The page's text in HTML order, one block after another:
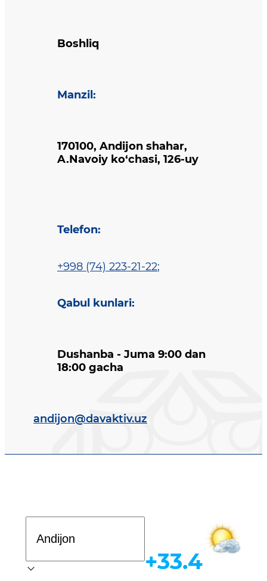
Boshliq
Manzil :
170100, Andijon shahar,
A.Navoiy ko‘chasi, 126-uy
Telefon:
+998 (74) 223-21-22;
Qabul kunlari:
Dushanba - Juma 9:00 dan
18:00 gacha
andijon@davaktiv.uz
Ob-havo
+33.4